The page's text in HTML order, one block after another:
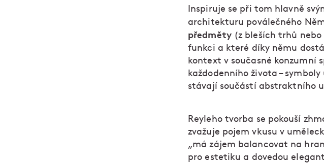
Inspiruje se při tom hlavně
architekturu poválečného
předměty (z bleších trhů
funkci a které díky němu
kontext v současné konzumní
každodenního života –
stávají součástí abstraktního
Reyleho tvorba se pokouší
zvažuje pojem vkusu v
„má zájem balancovat na
pro estetiku a dovedou